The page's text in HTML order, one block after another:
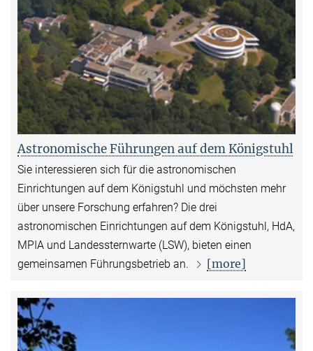
Astronomische Führungen auf dem Königstuhl
Sie interessieren sich für die astronomischen
Einrichtungen auf dem Königstuhl und möchsten mehr
über unsere Forschung erfahren? Die drei
astronomischen Einrichtungen auf dem Königstuhl, HdA,
MPIA und Landessternwarte (LSW), bieten einen
gemeinsamen Führungsbetrieb an.
[more]